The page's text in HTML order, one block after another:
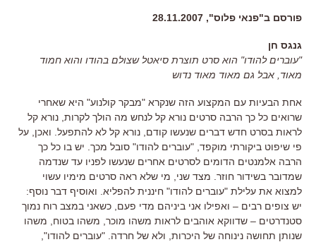
פורסם ב"פנאי פלוס", 28.11.2007
גנגס חן
"עוברים להודו" הוא סרט תוצרת סיאטל שצולם בהודו והוא חמוד
מאוד, אבל גם מאוד מאוד נדוש
אחת הבעיות עם המקצוע הזה שנקרא "מבקר קולנוע" היא שאחרי
שרואים כל כך הרבה סרטים נורא קל לנחש מה הולך לקרות, נורא קל
לראות בסרט חדש דברים שנעשו קודם, נורא קל לא להתפעל. ואכן, על
פי שיפוט ביקורתי מוקפד, "עוברים להודו" סובל מכך. יש בו כל כך
הרבה אלמנטים הדומים לסרטים אחרים שנעשו לפניו עד שנדמה
שמדובר בשידור חוזר. מצד שני, מי שלא ראה סרטים מימיו עשוי
למצוא את עלילת "עוברים להודו" חיננית להפליא. ואוסיף דבר נוסף:
יש צופים רבים – ואפילו אני ביניהם מדי פעם, כשאני במצב רוח נמוך
סטנדרטים – שדווקא אוהבים לראות משהו מוכר, משהו בטוח, משהו
שנותן תחושה נינוחה של היכרות, ולא של חרדה. "עוברים להודו",